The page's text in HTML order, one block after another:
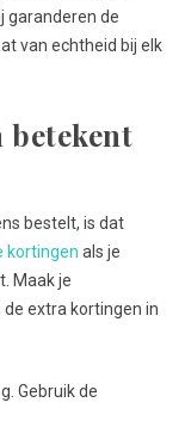
garanderen de
van echtheid bij elk
betekent
bestelt, is dat
kortingen als je
Maak je
extra kortingen in
Gebruik de